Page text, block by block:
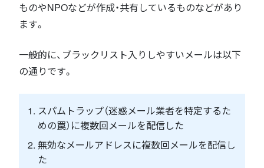
ものやNPOなどが作成・共有しているものなどがあり
ます。
一般的に、ブラックリスト入りしやすいメールは以下
の通りです。
スパムトラップ（迷惑メール業者を特定するた
めの罠）に複数回メールを配信した
無効なメールアドレスに複数回メールを配信し
た